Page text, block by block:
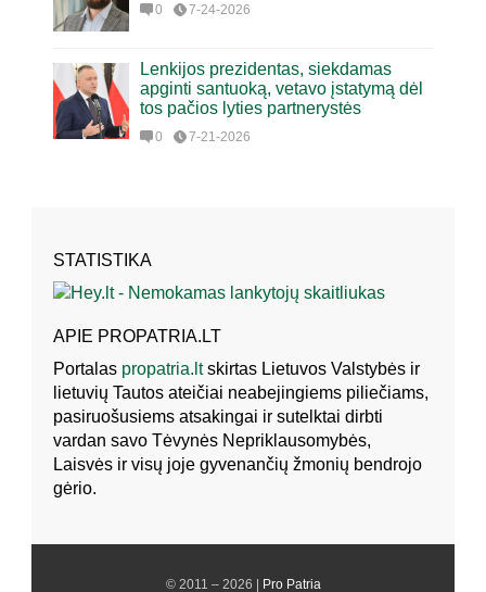
0 7-24-2026
Lenkijos prezidentas, siekdamas
apginti santuoką, vetavo įstatymą dėl
tos pačios lyties partnerystės
0 7-21-2026
STATISTIKA
APIE PROPATRIA.LT
Portalas propatria.ltskirtas Lietuvos Valstybės ir
lietuvių Tautos ateičiai neabejingiems piliečiams,
pasiruošusiems atsakingai ir sutelktai dirbti
vardan savo Tėvynės Nepriklausomybės,
Laisvės ir visų joje gyvenančių žmonių bendrojo
gėrio.
© 2011 – 2026 | Pro Patria